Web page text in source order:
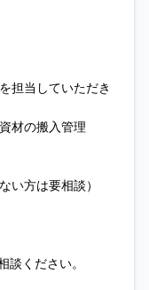
担当していただき
材の搬入管理
い方は要相談）
ください。